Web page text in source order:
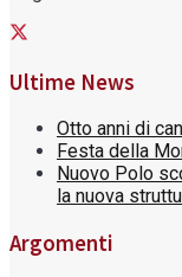
Ultime News
Otto anni di
Festa della
Nuovo Polo
la nuova
Argomenti